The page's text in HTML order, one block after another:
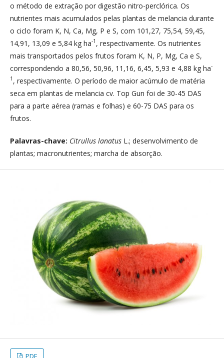
o método de extração por digestão nitro-perclórica. Os
nutrientes mais acumulados pelas plantas de melancia durante
o ciclo foram K, N, Ca, Mg, P e S, com 101,27, 75,54, 59,45,
14,91, 13,09 e 5,84 kg ha-1 , respectivamente. Os nutrientes
mais transportados pelos frutos foram K, N, P, Mg, Ca e S,
correspondendo a 80,56, 50,96, 11,16, 6,45, 5,93 e 4,88 kg ha-
1 , respectivamente. O período de maior acúmulo de matéria
seca em plantas de melancia cv. Top Gun foi de 30-45 DAS
para a parte aérea (ramas e folhas) e 60-75 DAS para os
frutos.
Palavras-chave: Citrullus lanatus L.; desenvolvimento de
plantas; macronutrientes; marcha de absorção.
PDF